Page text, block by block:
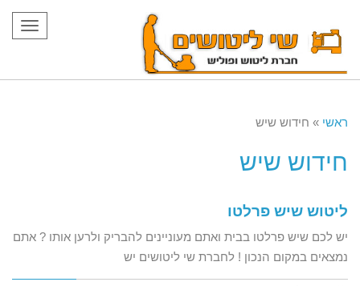
ראשי » חידוש שיש
חידוש שיש
ליטוש שיש פרלטו
יש לכם שיש פרלטו בבית ואתם מעוניינים להבריק ולרען אותו ? אתם
נמצאים במקום הנכון ! לחברת שי ליטושים יש